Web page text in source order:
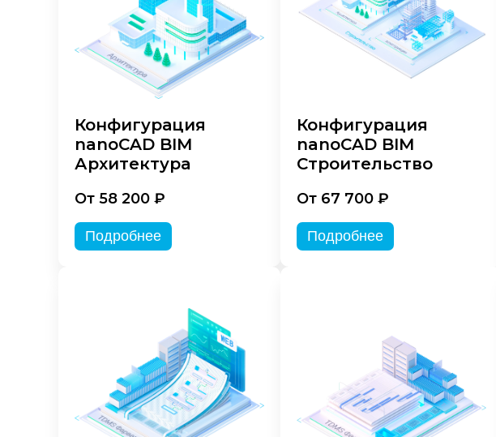
Конфигурация
nanoCAD BIM
Архитектура
От 58 200 ₽
Подробнее
Конфигурация
nanoCAD BIM
Строительство
От 67 700 ₽
Подробнее